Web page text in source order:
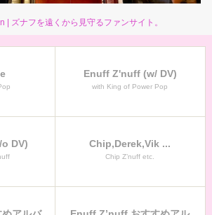
| ズナフを遠くから見守るファンサイト。
Enuff Z'nuff (w/ DV)
with King of Power Pop
DV) Chip,Derek,Vik ...
Chip Z’nuff etc.